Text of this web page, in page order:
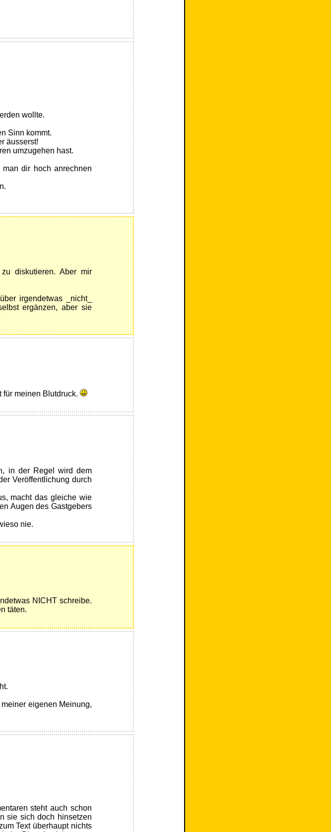
wollte.
Sinn kommt.
äusserst!
umzugehen hast.
dir hoch anrechnen
diskutieren. Aber mir
irgendetwas _nicht_
ergänzen, aber sie
für meinen Blutdruck.
in der Regel wird dem
Veröffentlichung durch
macht das gleiche wie
Augen des Gastgebers
nie.
NICHT schreibe.
täten.
eigenen Meinung,
steht auch schon
sie sich doch hinsetzen
Text überhaupt nichts